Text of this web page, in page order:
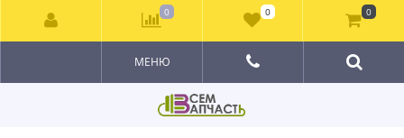
МЕНЮ
0 0 0